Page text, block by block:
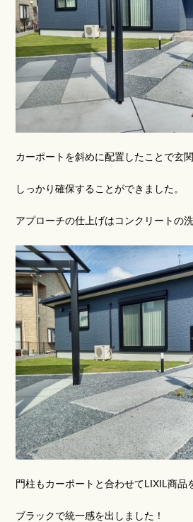
カーポートを斜めに配置したことで玄
しっかり確保することができました。
アプローチの仕上げはコンクリートの
門柱もカーポートと合わせてLIXIL商品
ブラックで統一感を出しました！